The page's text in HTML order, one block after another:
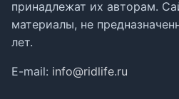
принадлежат их авторам.
материалы, не
лет.
E-mail: info@ridlife.ru